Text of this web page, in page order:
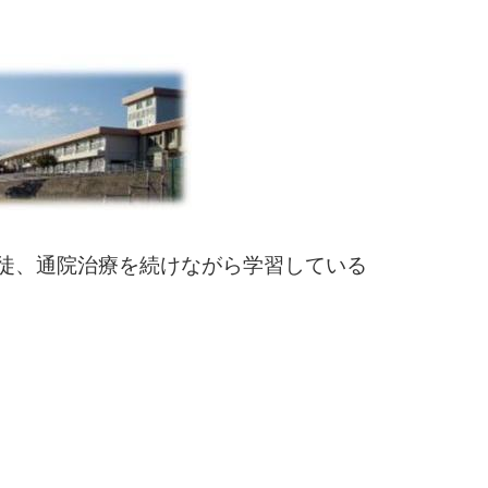
通院治療を続けながら学習している